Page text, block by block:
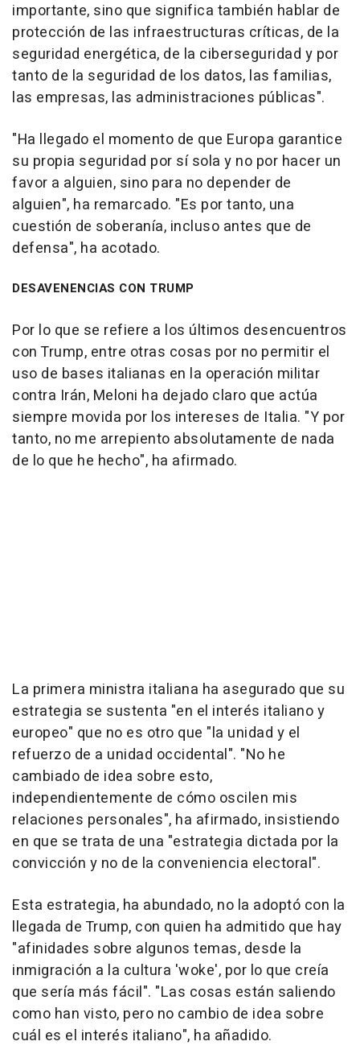
importante, sino que significa también hablar de
protección de las infraestructuras críticas, de la
seguridad energética, de la ciberseguridad y por
tanto de la seguridad de los datos, las familias,
las empresas, las administraciones públicas".
"Ha llegado el momento de que Europa garantice
su propia seguridad por sí sola y no por hacer un
favor a alguien, sino para no depender de
alguien", ha remarcado. "Es por tanto, una
cuestión de soberanía, incluso antes que de
defensa", ha acotado.
DESAVENENCIAS CON TRUMP
Por lo que se refiere a los últimos desencuentros
con Trump, entre otras cosas por no permitir el
uso de bases italianas en la operación militar
contra Irán, Meloni ha dejado claro que actúa
siempre movida por los intereses de Italia. "Y por
tanto, no me arrepiento absolutamente de nada
de lo que he hecho", ha afirmado.
La primera ministra italiana ha asegurado que su
estrategia se sustenta "en el interés italiano y
europeo" que no es otro que "la unidad y el
refuerzo de a unidad occidental". "No he
cambiado de idea sobre esto,
independientemente de cómo oscilen mis
relaciones personales", ha afirmado, insistiendo
en que se trata de una "estrategia dictada por la
convicción y no de la conveniencia electoral".
Esta estrategia, ha abundado, no la adoptó con la
llegada de Trump, con quien ha admitido que hay
"afinidades sobre algunos temas, desde la
inmigración a la cultura 'woke', por lo que creía
que sería más fácil". "Las cosas están saliendo
como han visto, pero no cambio de idea sobre
cuál es el interés italiano", ha añadido.